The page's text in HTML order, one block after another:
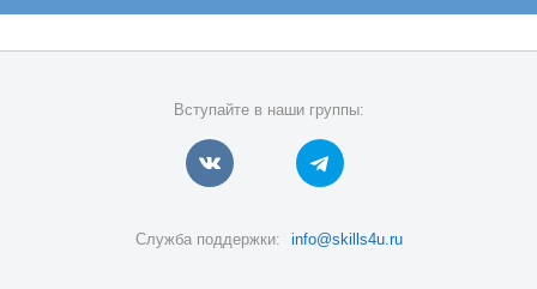
Вступайте в наши группы:
Служба поддержки: info@skills4u.ru